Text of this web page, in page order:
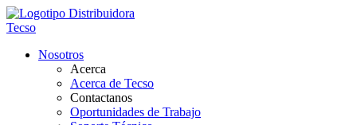
Nosotros
Acerca
Acerca de Tecso
Contactanos
Oportunidades de Trabajo